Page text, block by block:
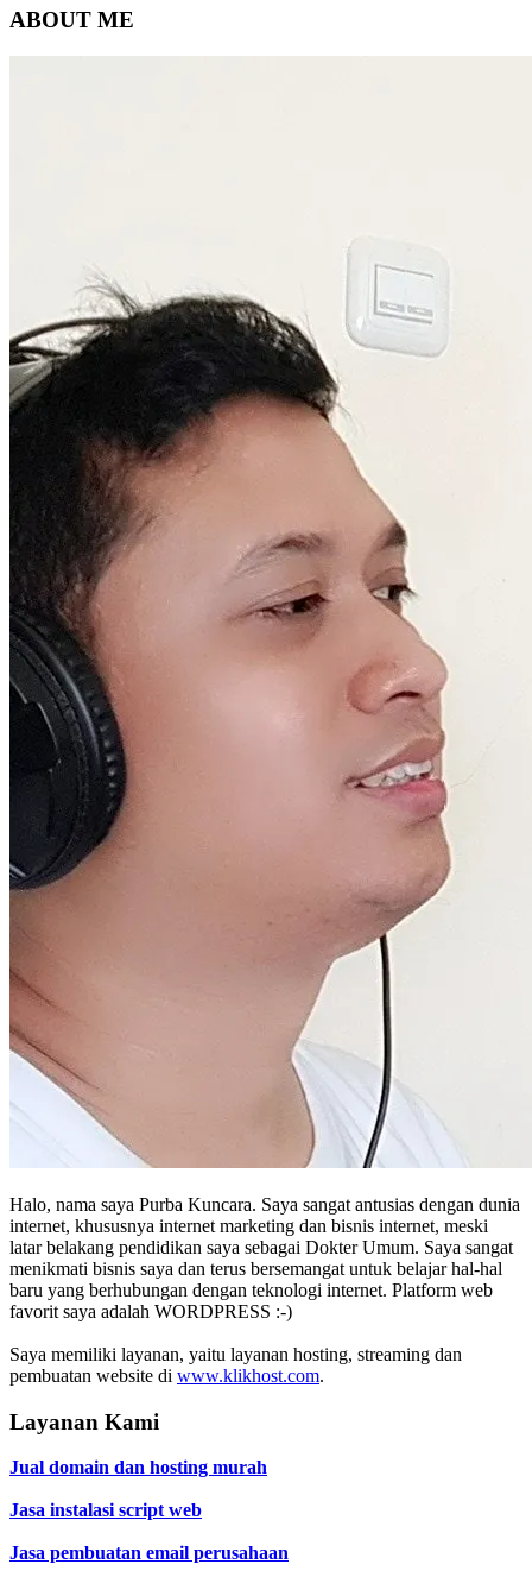
ABOUT ME
Halo, nama saya Purba Kuncara. Saya sangat antusias dengan dunia
internet, khususnya internet marketing dan bisnis internet, meski
latar belakang pendidikan saya sebagai Dokter Umum. Saya sangat
menikmati bisnis saya dan terus bersemangat untuk belajar hal-hal
baru yang berhubungan dengan teknologi internet. Platform web
favorit saya adalah WORDPRESS :-)
Saya memiliki layanan, yaitu layanan hosting, streaming dan
pembuatan website di www.klikhost.com.
Layanan Kami
Jual domain dan hosting murah
Jasa instalasi script web
Jasa pembuatan email perusahaan